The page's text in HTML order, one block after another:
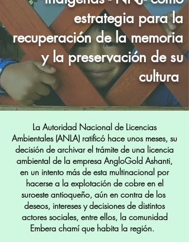
estrategia para la
recuperación de la memoria
y la preservación de su
cultura
La Autoridad Nacional de Licencias
Ambientales (ANLA) ratificó hace unos meses, su
decisión de archivar el trámite de una licencia
ambiental de la empresa AngloGold Ashanti,
en un intento más de esta multinacional por
hacerse a la explotación de cobre en el
suroeste antioqueño, aún en contra de los
deseos, intereses y decisiones de distintos
actores sociales, entre ellos, la comunidad
Embera chamí que habita la región.